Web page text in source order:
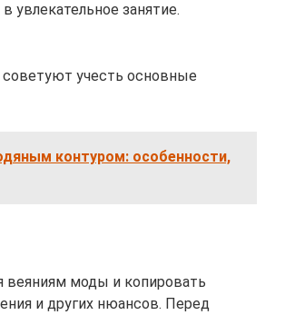
занятие.
учесть основные
контуром: особенности,
моды и копировать
и других нюансов. Перед